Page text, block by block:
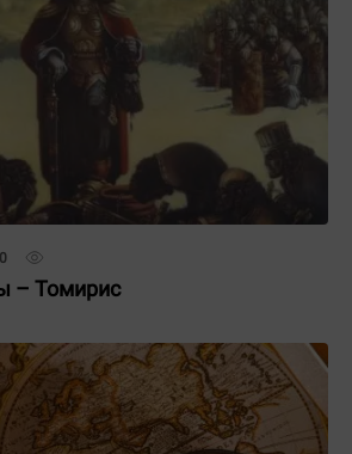
– Томирис